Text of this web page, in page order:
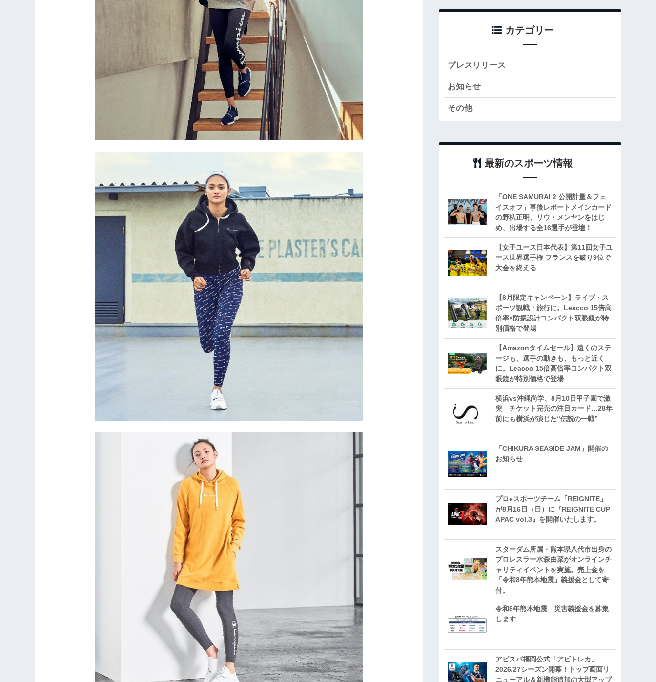
カテゴリー
プレスリリース
お知らせ
その他
最新のスポーツ情報
「ONE SAMURAI 2 公開計量＆フェ
イスオフ」事後レポートメインカード
の野杁正明、リウ・メンヤンをはじ
め、出場する全16選手が登壇！
【女子ユース日本代表】第11回女子ユ
ース世界選手権 フランスを破り9位で
大会を終える
【8月限定キャンペーン】ライブ・ス
ポーツ観戦・旅行に。Leacco 15倍高
倍率×防振設計コンパクト双眼鏡が特
別価格で登場
【Amazonタイムセール】遠くのステ
ージも、選手の動きも、もっと近く
に。Leacco 15倍高倍率コンパクト双
眼鏡が特別価格で登場
横浜vs沖縄尚学、8月10日甲子園で激
突 チケット完売の注目カード…28年
前にも横浜が演じた“伝説の一戦”
「CHIKURA SEASIDE JAM」開催の
お知らせ
プロeスポーツチーム「REIGNITE」
が8月16日（日）に『REIGNITE CUP
APAC vol.3』を開催いたします。
スターダム所属・熊本県八代市出身の
プロレスラー水森由菜がオンラインチ
ャリティイベントを実施。売上金を
「令和8年熊本地震」義援金として寄
付。
令和8年熊本地震 災害義援金を募集
します
アビスパ福岡公式「アビトレカ」
2026/27シーズン開幕！トップ画面リ
ニューアル＆新機能追加の大型アップ